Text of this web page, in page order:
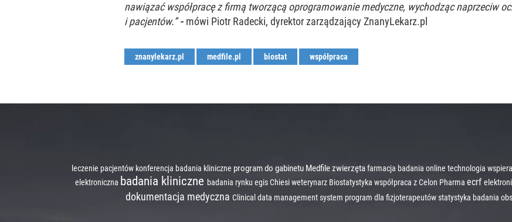
nawiązać współpracę z firmą tworzącą oprogramowanie medyczne, wychodząc naprzeciw
i pacjentów.”- mówi Piotr Radecki, dyrektor zarządzający ZnanyLekarz.pl
znanylekarz.pl medfile.pl biostat współpraca
leczenie pacjentów konferencja badania kliniczne program do gabinetu Medfilezwierzętafarmacja badania online technologia
elektroniczna badania kliniczne badania rynku egisChiesiweterynarz Biostatystyka współpraca z Celon Pharma ecrf
dokumentacja medyczna Clinical data management system program dla fizjoterapeutówstatystyka badania